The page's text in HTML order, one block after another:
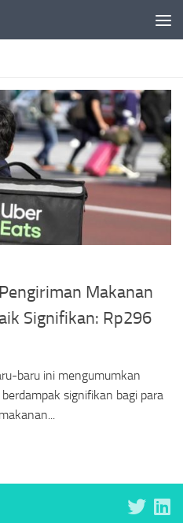
Makanan
Signifikan: Rp296
baru ini mengumumkan
signifikan bagi para